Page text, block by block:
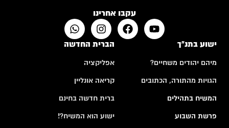
עקבו אחרינו
ישוע בתנ"ך
מיהם יהודים משחיים?
הגויות מהתורה, הכתובים
המשיח בתהילים
פרשת השבוע
הברית החדשה
אפליקציה
קריאה אונליין
ברית חדשה בחינם
ישוע הוא המשיח?!